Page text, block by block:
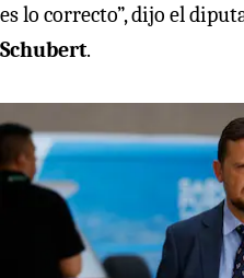
es lo correcto”, dijo el
Schubert.